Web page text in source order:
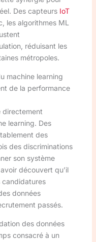
Des capteurs IoT
les algorithmes ML
réduisant les
métropoles.
machine learning
de la performance
directement
learning. Des
des
des discriminations
son système
découvert qu’il
candidatures
données
passés.
des données
consacré à un